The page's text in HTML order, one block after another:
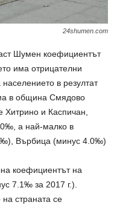
24shumen.com
Шумен коефициентът
има отрицателни
в резултат
в община Смядово
и Каспичан,
а най-малко в
Върбица (минус 4.0‰)
коефициентът на
7.1‰ за 2017 г.).
страната се